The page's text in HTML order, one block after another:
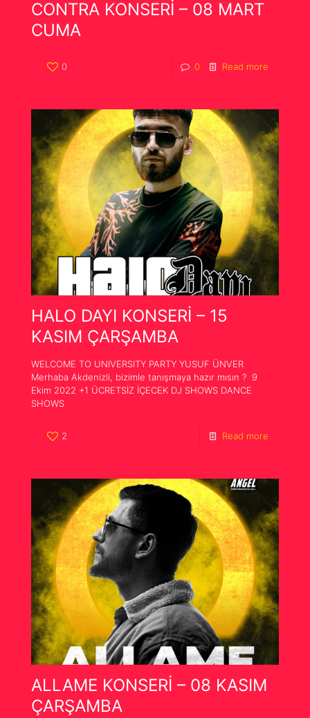
CONTRA KONSERİ – 08 MART
CUMA
0 0 Read more
HALO DAYI KONSERİ – 15
KASIM ÇARŞAMBA
WELCOME TO UNIVERSITY PARTY YUSUF ÜNVER
Merhaba Akdenizli, bizimle tanışmaya hazır mısın ? 9
Ekim 2022 +1 ÜCRETSİZ İÇECEK DJ SHOWS DANCE
SHOWS
2 Read more
ALLAME KONSERİ – 08 KASIM
ÇARŞAMBA